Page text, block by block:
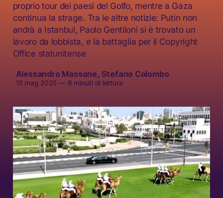
proprio tour dei paesi del Golfo, mentre a Gaza
continua la strage. Tra le altre notizie: Putin non
andrà a Istanbul, Paolo Gentiloni si è trovato un
lavoro da lobbista, e la battaglia per il Copyright
Office statunitense
Alessandro Massone, Stefano Colombo
15 mag 2025 —8 minuti di lettura